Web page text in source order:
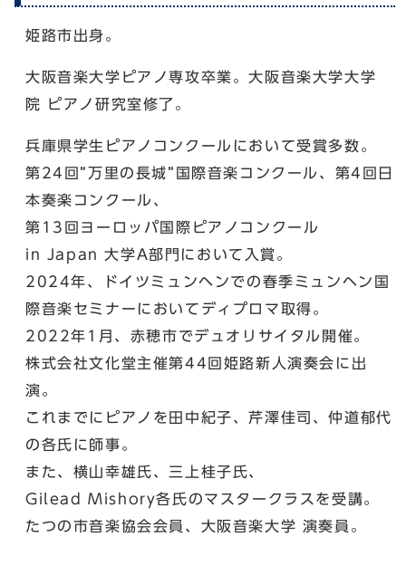
姫路市出身。
大阪音楽大学ピアノ専攻卒業。大阪音楽大学大学
院 ピアノ研究室修了。
兵庫県学生ピアノコンクールにおいて受賞多数。
第24回”万里の長城”国際音楽コンクール、第4回日
本奏楽コンクール、
第13回ヨーロッパ国際ピアノコンクール
in Japan 大学A部門において入賞。
2024年、ドイツミュンヘンでの春季ミュンヘン国
際音楽セミナーにおいてディプロマ取得。
2022年1月、赤穂市でデュオリサイタル開催。
株式会社文化堂主催第44回姫路新人演奏会に出
演。
これまでにピアノを田中紀子、芹澤佳司、仲道郁代
の各氏に師事。
また、横山幸雄氏、三上桂子氏、
Gilead Mishory各氏のマスタークラスを受講。
たつの市音楽協会会員、大阪音楽大学 演奏員。